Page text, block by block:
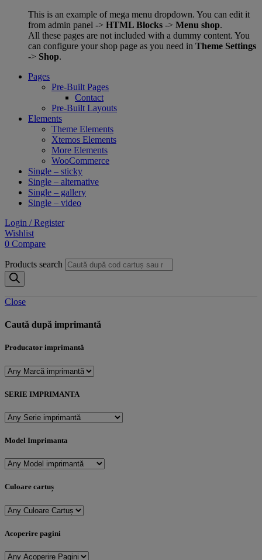
This is an example of mega menu dropdown. You can edit it
from admin panel -> HTML Blocks -> Menu shop.
All these pages are not included with a dummy content. You
can configure your shop page as you need in Theme Settings
-> Shop.
Pages
Pre-Built Pages
Contact
Pre-Built Layouts
Elements
Theme Elements
Xtemos Elements
More Elements
WooCommerce
Single – sticky
Single – alternative
Single – gallery
Single – video
Login / Register
Wishlist
0 Compare
Products search
Close
Caută după imprimantă
Producator imprimantă
SERIE IMPRIMANTA
Model Imprimanta
Culoare cartuș
Acoperire pagini